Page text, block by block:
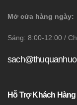
Mở cửa hàng ngày:
Sáng: 8:00-12:00 /
Hỗ Trợ Khách Hàng